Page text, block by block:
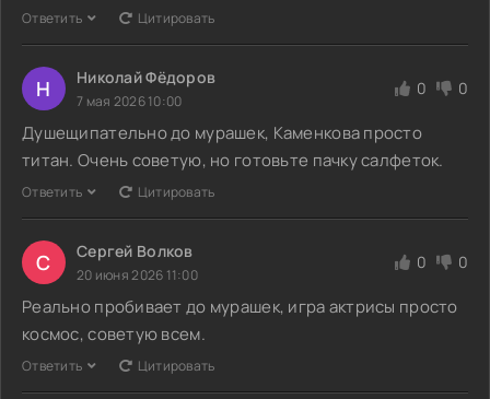
Ответить Цитировать
Н Николай Фёдоров
7 мая 2026 10:00
0 0
Душещипательно до мурашек, Каменкова просто
титан. Очень советую, но готовьте пачку салфеток.
Ответить Цитировать
С Сергей Волков
20 июня 2026 11:00
0 0
Реально пробивает до мурашек, игра актрисы просто
космос, советую всем.
Ответить Цитировать